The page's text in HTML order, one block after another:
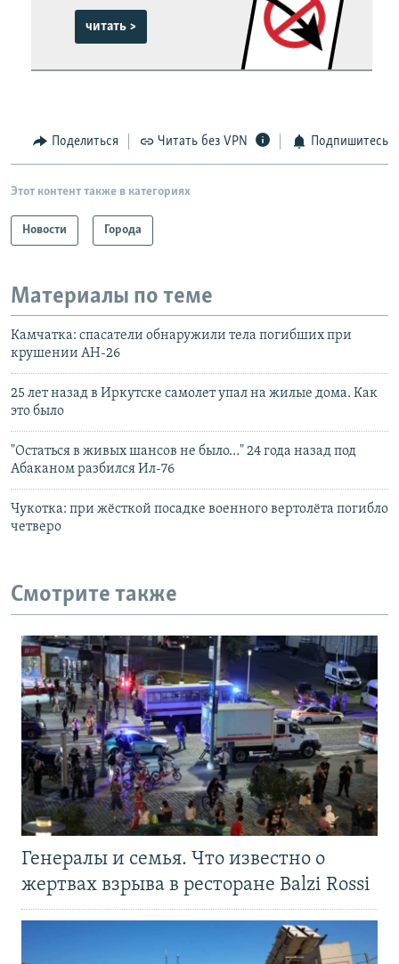
читать >
Поделиться Читать без VPN Подпишитесь
Этот контент также в категориях
Новости Города
Материалы по теме
Камчатка: спасатели обнаружили тела погибших при
крушении АН-26
25 лет назад в Иркутске самолет упал на жилые дома. Как
это было
"Остаться в живых шансов не было…" 24 года назад под
Абаканом разбился Ил-76
Чукотка: при жёсткой посадке военного вертолёта погибло
четверо
Смотрите также
Генералы и семья. Что известно о
жертвах взрыва в ресторане Balzi Rossi